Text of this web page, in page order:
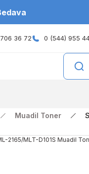
36 72 0 (544) 955
Muadil Toner